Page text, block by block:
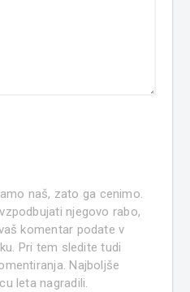
naš, zato ga cenimo.
njegovo rabo,
komentar podate v
Pri tem sledite tudi
Najboljše
leta nagradili.